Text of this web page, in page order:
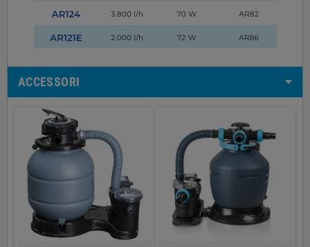
ACCESSORI